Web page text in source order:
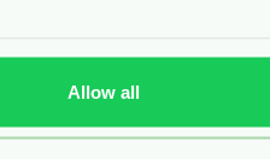
Allow all